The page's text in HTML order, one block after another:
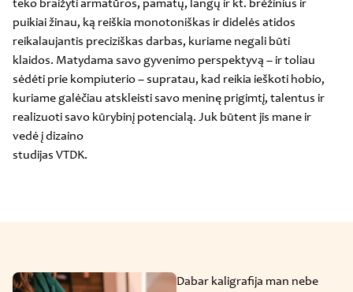
teko braižyti armatūros, pamatų, langų ir kt. brėžinius ir
puikiai žinau, ką reiškia monotoniškas ir didelės atidos
reikalaujantis preciziškas darbas, kuriame negali būti
klaidos. Matydama savo gyvenimo perspektyvą – ir toliau
sėdėti prie kompiuterio – supratau, kad reikia ieškoti hobio,
kuriame galėčiau atskleisti savo meninę prigimtį, talentus ir
realizuoti savo kūrybinį potencialą. Juk būtent jis mane ir
vedė į dizaino
studijas VTDK.
Dabar kaligrafija man nebe